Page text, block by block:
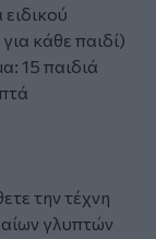
κάθε παιδί)
15 παιδιά
την τέχνη
γλυπτών